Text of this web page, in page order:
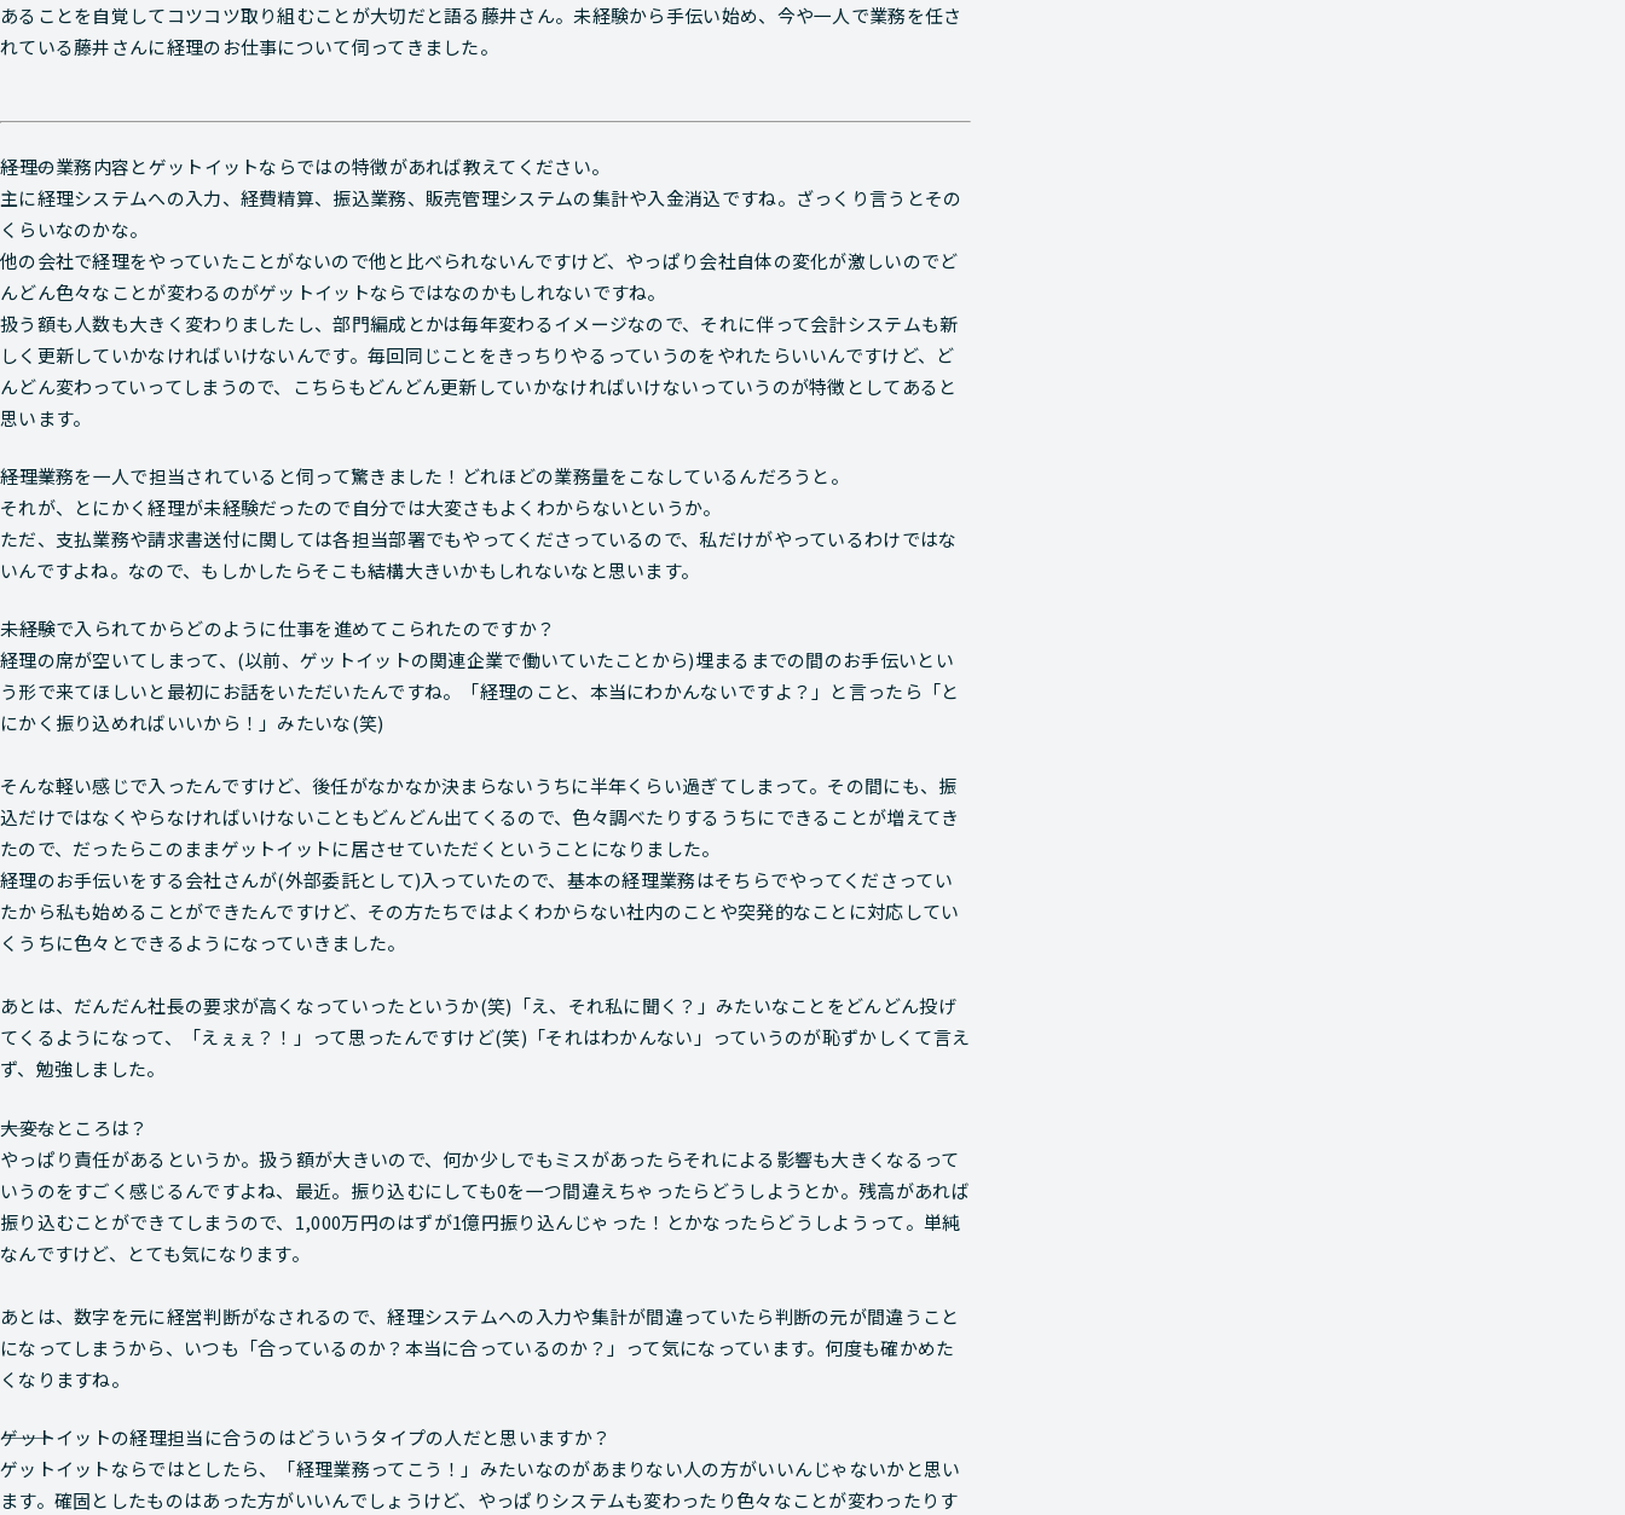
あることを自覚してコツコツ取り組むことが大切だと語る藤井さん。未経験から手伝い始め、今や一人で業務を任さ
れている藤井さんに経理のお仕事について伺ってきました。
―――経理の業務内容とゲットイットならではの特徴があれば教えてください。
主に経理システムへの入力、経費精算、振込業務、販売管理システムの集計や入金消込ですね。ざっくり言うとその
くらいなのかな。
他の会社で経理をやっていたことがないので他と比べられないんですけど、やっぱり会社自体の変化が激しいのでど
んどん色々なことが変わるのがゲットイットならではなのかもしれないですね。
扱う額も人数も大きく変わりましたし、部門編成とかは毎年変わるイメージなので、それに伴って会計システムも新
しく更新していかなければいけないんです。毎回同じことをきっちりやるっていうのをやれたらいいんですけど、ど
んどん変わっていってしまうので、こちらもどんどん更新していかなければいけないっていうのが特徴としてあると
思います。
―――経理業務を一人で担当されていると伺って驚きました！どれほどの業務量をこなしているんだろうと。
それが、とにかく経理が未経験だったので自分では大変さもよくわからないというか。
ただ、支払業務や請求書送付に関しては各担当部署でもやってくださっているので、私だけがやっているわけではな
いんですよね。なので、もしかしたらそこも結構大きいかもしれないなと思います。
―――未経験で入られてからどのように仕事を進めてこられたのですか？
経理の席が空いてしまって、(以前、ゲットイットの関連企業で働いていたことから)埋まるまでの間のお手伝いとい
う形で来てほしいと最初にお話をいただいたんですね。「経理のこと、本当にわかんないですよ？」と言ったら「と
にかく振り込めればいいから！」みたいな(笑)
そんな軽い感じで入ったんですけど、後任がなかなか決まらないうちに半年くらい過ぎてしまって。その間にも、振
込だけではなくやらなければいけないこともどんどん出てくるので、色々調べたりするうちにできることが増えてき
たので、だったらこのままゲットイットに居させていただくということになりました。
経理のお手伝いをする会社さんが(外部委託として)入っていたので、基本の経理業務はそちらでやってくださってい
たから私も始めることができたんですけど、その方たちではよくわからない社内のことや突発的なことに対応してい
くうちに色々とできるようになっていきました。
あとは、だんだん社長の要求が高くなっていったというか(笑)「え、それ私に聞く？」みたいなことをどんどん投げ
てくるようになって、「えぇぇ？！」って思ったんですけど(笑)「それはわかんない」っていうのが恥ずかしくて言え
ず、勉強しました。
―――大変なところは？
やっぱり責任があるというか。扱う額が大きいので、何か少しでもミスがあったらそれによる影響も大きくなるって
いうのをすごく感じるんですよね、最近。振り込むにしても0を一つ間違えちゃったらどうしようとか。残高があれば
振り込むことができてしまうので、1,000万円のはずが1億円振り込んじゃった！とかなったらどうしようって。単純
なんですけど、とても気になります。
あとは、数字を元に経営判断がなされるので、経理システムへの入力や集計が間違っていたら判断の元が間違うこと
になってしまうから、いつも「合っているのか？本当に合っているのか？」って気になっています。何度も確かめた
くなりますね。
―――ゲットイットの経理担当に合うのはどういうタイプの人だと思いますか？
ゲットイットならではとしたら、「経理業務ってこう！」みたいなのがあまりない人の方がいいんじゃないかと思い
ます。確固としたものはあった方がいいんでしょうけど、やっぱりシステムも変わったり色々なことが変わったりす